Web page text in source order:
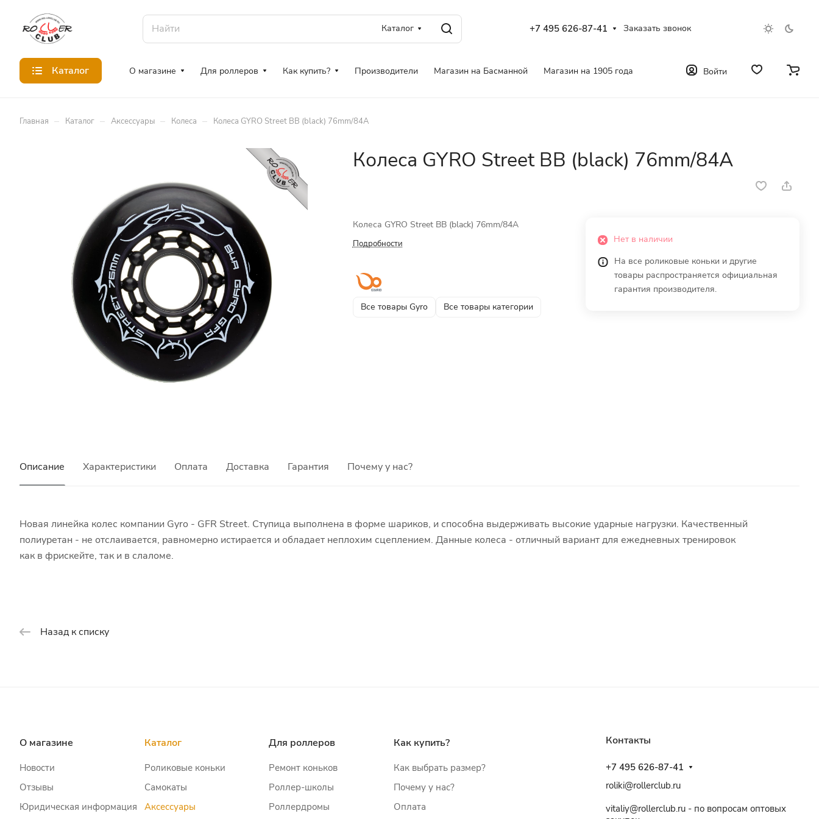
Каталог +7 495 626-87-41 Заказать звонок
Каталог О магазине Для роллеров Как купить? Производители Магазин на Басманной Магазин на 1905 года Войти
Главная – Каталог – Аксессуары – Колеса – Колеса GYRO Street BB (black) 76mm/84A
Колеса GYRO Street BB (black) 76mm/84A
Колеса GYRO Street BB (black) 76mm/84A
Подробности
Все товары Gyro Все товары категории
Нет в наличии
На все роликовые коньки и другие
товары распространяется официальная
гарантия производителя.
Описание Характеристики Оплата Доставка Гарантия Почему у нас?
Новая линейка колес компании Gyro - GFR Street. Ступица выполнена в форме шариков, и способна выдерживать высокие ударные нагрузки. Качественный
полиуретан - не отслаивается, равномерно истирается и обладает неплохим сцеплением. Данные колеса - отличный вариант для ежедневных тренировок
как в фрискейте, так и в слаломе.
Назад к списку
О магазине
Новости
Отзывы
Юридическая информация
Каталог
Роликовые коньки
Самокаты
Аксессуары
Для роллеров
Ремонт коньков
Роллер-школы
Роллердромы
Как купить?
Как выбрать размер?
Почему у нас?
Оплата
Контакты
+7 495 626-87-41
roliki@rollerclub.ru
vitaliy@rollerclub.ru - по вопросам оптовых